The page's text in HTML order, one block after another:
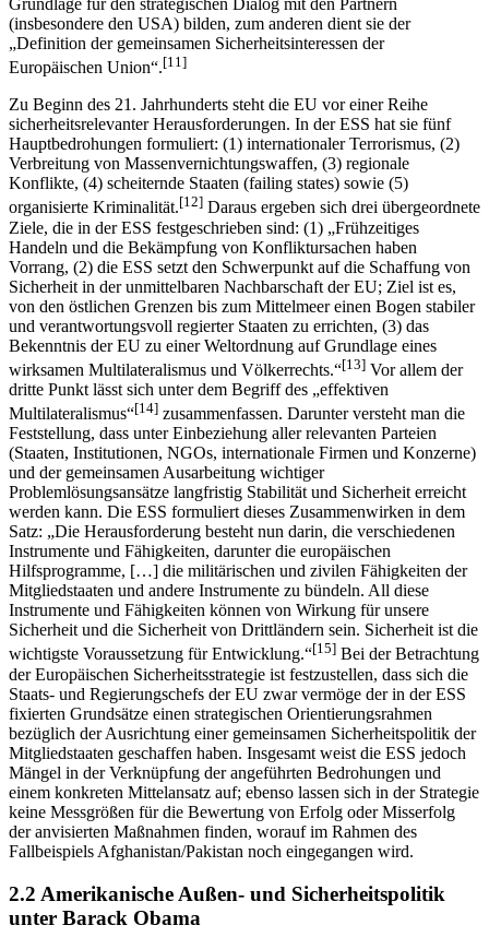
Grundlage für den strategischen Dialog mit den Partnern
(insbesondere den USA) bilden, zum anderen dient sie der
„Definition der gemeinsamen Sicherheitsinteressen der
Europäischen Union“.[11]
Zu Beginn des 21. Jahrhunderts steht die EU vor einer Reihe
sicherheitsrelevanter Herausforderungen. In der ESS hat sie fünf
Hauptbedrohungen formuliert: (1) internationaler Terrorismus, (2)
Verbreitung von Massenvernichtungswaffen, (3) regionale
Konflikte, (4) scheiternde Staaten (failing states) sowie (5)
organisierte Kriminalität.[12] Daraus ergeben sich drei übergeordnete
Ziele, die in der ESS festgeschrieben sind: (1) „Frühzeitiges
Handeln und die Bekämpfung von Konfliktursachen haben
Vorrang, (2) die ESS setzt den Schwerpunkt auf die Schaffung von
Sicherheit in der unmittelbaren Nachbarschaft der EU; Ziel ist es,
von den östlichen Grenzen bis zum Mittelmeer einen Bogen stabiler
und verantwortungsvoll regierter Staaten zu errichten, (3) das
Bekenntnis der EU zu einer Weltordnung auf Grundlage eines
wirksamen Multilateralismus und Völkerrechts.“[13] Vor allem der
dritte Punkt lässt sich unter dem Begriff des „effektiven
Multilateralismus“[14] zusammenfassen. Darunter versteht man die
Feststellung, dass unter Einbeziehung aller relevanten Parteien
(Staaten, Institutionen, NGOs, internationale Firmen und Konzerne)
und der gemeinsamen Ausarbeitung wichtiger
Problemlösungsansätze langfristig Stabilität und Sicherheit erreicht
werden kann. Die ESS formuliert dieses Zusammenwirken in dem
Satz: „Die Herausforderung besteht nun darin, die verschiedenen
Instrumente und Fähigkeiten, darunter die europäischen
Hilfsprogramme, […] die militärischen und zivilen Fähigkeiten der
Mitgliedstaaten und andere Instrumente zu bündeln. All diese
Instrumente und Fähigkeiten können von Wirkung für unsere
Sicherheit und die Sicherheit von Drittländern sein. Sicherheit ist die
wichtigste Voraussetzung für Entwicklung.“[15] Bei der Betrachtung
der Europäischen Sicherheitsstrategie ist festzustellen, dass sich die
Staats- und Regierungschefs der EU zwar vermöge der in der ESS
fixierten Grundsätze einen strategischen Orientierungsrahmen
bezüglich der Ausrichtung einer gemeinsamen Sicherheitspolitik der
Mitgliedstaaten geschaffen haben. Insgesamt weist die ESS jedoch
Mängel in der Verknüpfung der angeführten Bedrohungen und
einem konkreten Mittelansatz auf; ebenso lassen sich in der Strategie
keine Messgrößen für die Bewertung von Erfolg oder Misserfolg
der anvisierten Maßnahmen finden, worauf im Rahmen des
Fallbeispiels Afghanistan/Pakistan noch eingegangen wird.
2.2 Amerikanische Außen- und Sicherheitspolitik
unter Barack Obama